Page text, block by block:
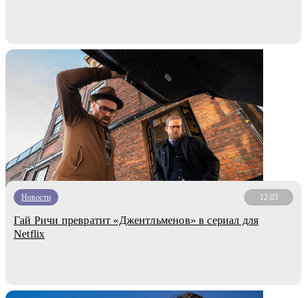
Новости 12.03
Гай Ричи превратит «Джентльменов» в сериал для
Netflix